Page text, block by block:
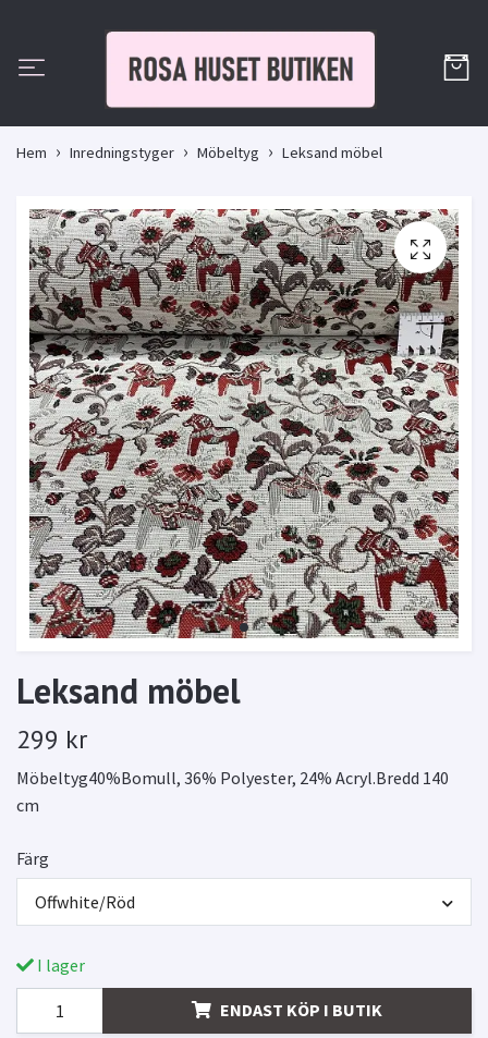
Hem Inredningstyger Möbeltyg Leksand möbel
Leksand möbel
299 kr
Möbeltyg40%Bomull, 36% Polyester, 24% Acryl.Bredd 140
cm
Färg
Offwhite/Röd
I lager
ENDAST KÖP I BUTIK